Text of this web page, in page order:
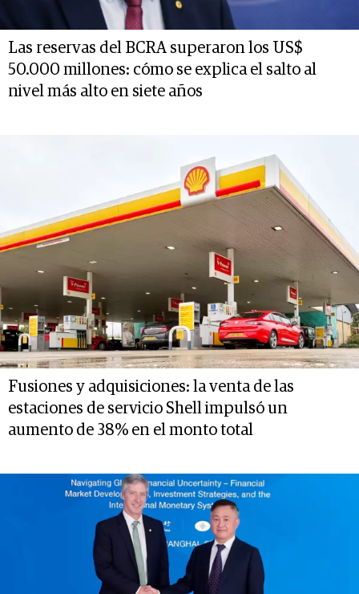
Las reservas del BCRA superaron los US$
50.000 millones: cómo se explica el salto al
nivel más alto en siete años
Fusiones y adquisiciones: la venta de las
estaciones de servicio Shell impulsó un
aumento de 38% en el monto total